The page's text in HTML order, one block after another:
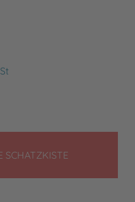
SCHATZKISTELEGEN